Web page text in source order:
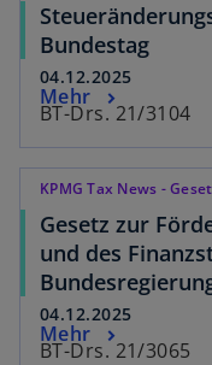
Bundestag
04.12.2025
BT-Drs. 21/3104
Mehr
KPMG Tax News -
Gesetz zur
und des
04.12.2025
BT-Drs. 21/3065
Mehr